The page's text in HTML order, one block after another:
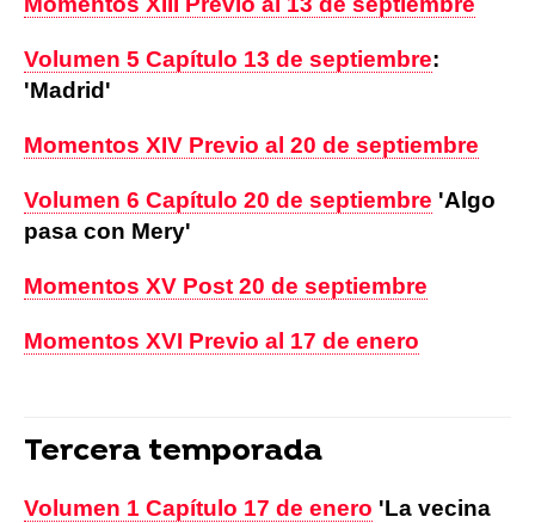
Volumen 5 Capítulo 13 de septiembre:
'Madrid'
Momentos XIV Previo al 20 de septiembre
Volumen 6 Capítulo 20 de septiembre 'Algo
pasa con Mery'
Momentos XV Post 20 de septiembre
Momentos XVI Previo al 17 de enero
Tercera temporada
Volumen 1 Capítulo 17 de enero 'La vecina